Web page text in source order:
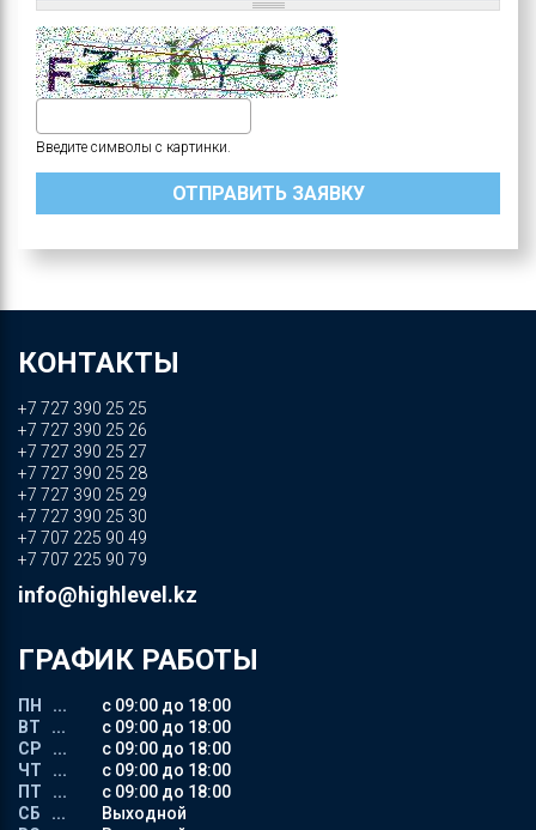
Введите символы с картинки.
КОНТАКТЫ
+7 727 390 25 25
+7 727 390 25 26
+7 727 390 25 27
+7 727 390 25 28
+7 727 390 25 29
+7 727 390 25 30
+7 707 225 90 49
+7 707 225 90 79
info@highlevel.kz
ГРАФИК РАБОТЫ
ПН ...
с 09:00 до 18:00
ВТ ...
с 09:00 до 18:00
СР ...
с 09:00 до 18:00
ЧТ ...
с 09:00 до 18:00
ПТ ...
с 09:00 до 18:00
СБ ...
Выходной